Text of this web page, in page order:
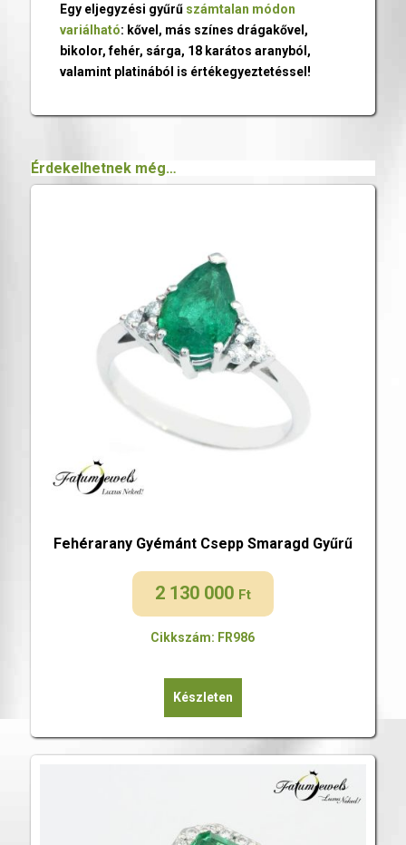
Egy eljegyzési gyűrű számtalan módon
variálható: kővel, más színes drágakővel,
bikolor, fehér, sárga, 18 karátos aranyból,
valamint platinából is értékegyeztetéssel!
Érdekelhetnek még…
Fehérarany Gyémánt Csepp Smaragd Gyűrű
2 130 000 Ft
Cikkszám: FR986
Készleten